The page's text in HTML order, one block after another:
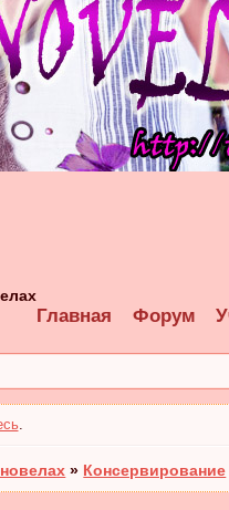
Главная Форум
.
» Консервирование